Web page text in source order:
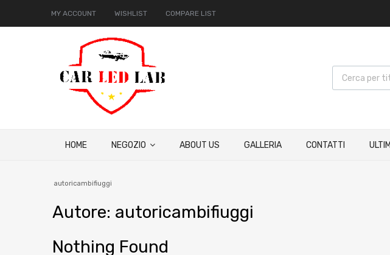
MY ACCOUNT WISHLIST COMPARE LIST
HOME NEGOZIO ABOUT US GALLERIA CONTATTI
autoricambifiuggi
Autore: autoricambifiuggi
Nothing Found